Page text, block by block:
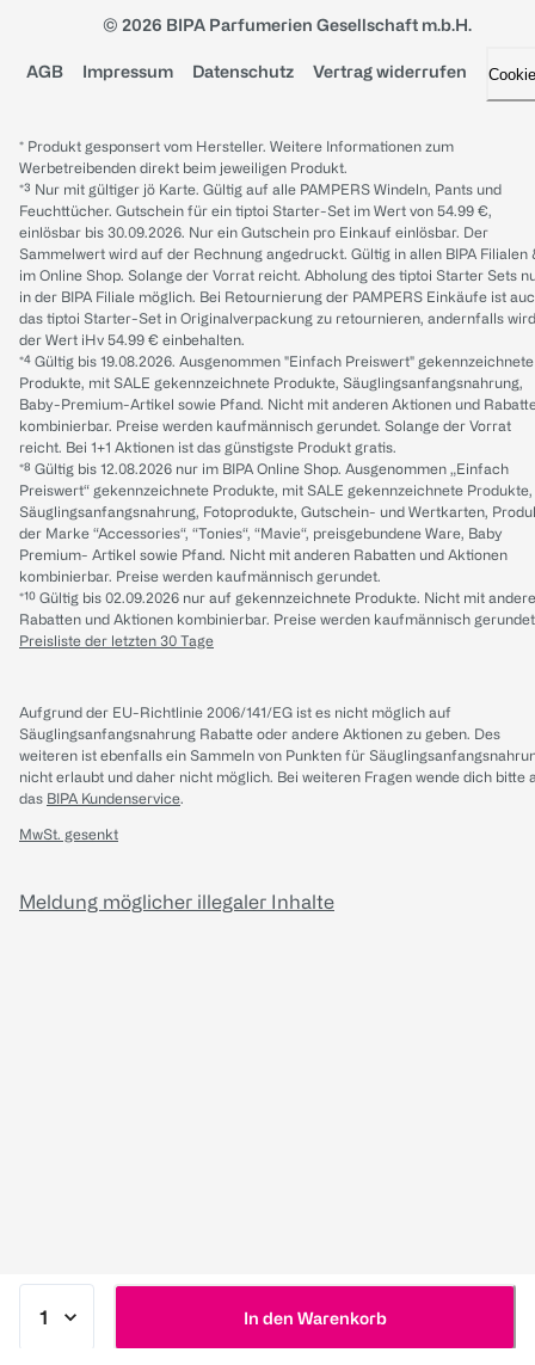
In den Warenkorb
© 2026 BIPA Parfumerien Gesellschaft m.b.H.
AGB Impressum Datenschutz Vertrag widerrufen
* Produkt gesponsert vom Hersteller. Weitere Informationen zum
Werbetreibenden direkt beim jeweiligen Produkt.
*³ Nur mit gültiger jö Karte. Gültig auf alle PAMPERS Windeln, Pants und
Feuchttücher. Gutschein für ein tiptoi Starter-Set im Wert von 54.99 €,
einlösbar bis 30.09.2026. Nur ein Gutschein pro Einkauf einlösbar. Der
Sammelwert wird auf der Rechnung angedruckt. Gültig in allen BIPA Filialen
im Online Shop. Solange der Vorrat reicht. Abholung des tiptoi Starter Sets
in der BIPA Filiale möglich. Bei Retournierung der PAMPERS Einkäufe ist
das tiptoi Starter-Set in Originalverpackung zu retournieren, andernfalls wird
der Wert iHv 54.99 € einbehalten.
*⁴ Gültig bis 19.08.2026. Ausgenommen "Einfach Preiswert" gekennzeichnete
Produkte, mit SALE gekennzeichnete Produkte, Säuglingsanfangsnahrung,
Baby-Premium-Artikel sowie Pfand. Nicht mit anderen Aktionen und
kombinierbar. Preise werden kaufmännisch gerundet. Solange der Vorrat
reicht. Bei 1+1 Aktionen ist das günstigste Produkt gratis.
*⁸ Gültig bis 12.08.2026 nur im BIPA Online Shop. Ausgenommen „Einfach
Preiswert“ gekennzeichnete Produkte, mit SALE gekennzeichnete Produkte,
Säuglingsanfangsnahrung, Fotoprodukte, Gutschein- und Wertkarten,
der Marke “Accessories“, “Tonies“, “Mavie“, preisgebundene Ware, Baby
Premium- Artikel sowie Pfand. Nicht mit anderen Rabatten und Aktionen
kombinierbar. Preise werden kaufmännisch gerundet.
*¹⁰ Gültig bis 02.09.2026 nur auf gekennzeichnete Produkte. Nicht mit
Rabatten und Aktionen kombinierbar. Preise werden kaufmännisch
Preisliste der letzten 30 Tage
Aufgrund der EU-Richtlinie 2006/141/EG ist es nicht möglich auf
Säuglingsanfangsnahrung Rabatte oder andere Aktionen zu geben. Des
weiteren ist ebenfalls ein Sammeln von Punkten für
nicht erlaubt und daher nicht möglich. Bei weiteren Fragen wende dich bitte
das BIPA Kundenservice.
MwSt. gesenkt
Meldung möglicher illegaler Inhalte